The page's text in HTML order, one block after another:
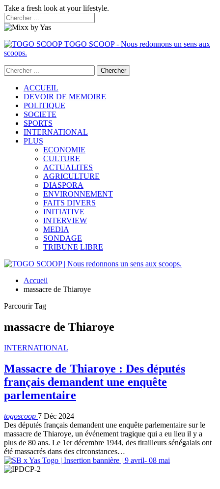
Take a fresh look at your lifestyle.
TOGO SCOOP - Nous redonnons un sens aux
scoops.
ACCUEIL
DEVOIR DE MEMOIRE
POLITIQUE
SOCIETE
SPORTS
INTERNATIONAL
PLUS
ECONOMIE
CULTURE
ACTUALITES
AGRICULTURE
DIASPORA
ENVIRONNEMENT
FAITS DIVERS
INITIATIVE
INTERVIEW
MEDIA
SONDAGE
TRIBUNE LIBRE
Accueil
massacre de Thiaroye
Parcourir Tag
massacre de Thiaroye
INTERNATIONAL
Massacre de Thiaroye : Des députés
français demandent une enquête
parlementaire
togoscoop 7 Déc 2024
Des députés français demandent une enquête parlementaire sur le
massacre de Thiaroye, un événement tragique qui a eu lieu il y a
plus de 80 ans. Le 1er décembre 1944, des tirailleurs sénégalais ont
été massacrés dans des circonstances…